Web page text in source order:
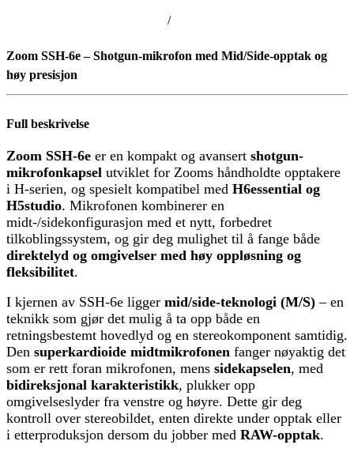
/
Zoom SSH-6e – Shotgun-mikrofon med Mid/Side-opptak og
høy presisjon
Full beskrivelse
Zoom SSH-6e er en kompakt og avansert shotgun-
mikrofonkapsel utviklet for Zooms håndholdte opptakere
i H-serien, og spesielt kompatibel med H6essential og
H5studio. Mikrofonen kombinerer en
midt-/sidekonfigurasjon med et nytt, forbedret
tilkoblingssystem, og gir deg mulighet til å fange både
direktelyd og omgivelser med høy oppløsning og
fleksibilitet.
I kjernen av SSH-6e ligger mid/side-teknologi (M/S) – en
teknikk som gjør det mulig å ta opp både en
retningsbestemt hovedlyd og en stereokomponent samtidig.
Den superkardioide midtmikrofonen fanger nøyaktig det
som er rett foran mikrofonen, mens sidekapselen, med
bidireksjonal karakteristikk, plukker opp
omgivelseslyder fra venstre og høyre. Dette gir deg
kontroll over stereobildet, enten direkte under opptak eller
i etterproduksjon dersom du jobber med RAW-opptak.